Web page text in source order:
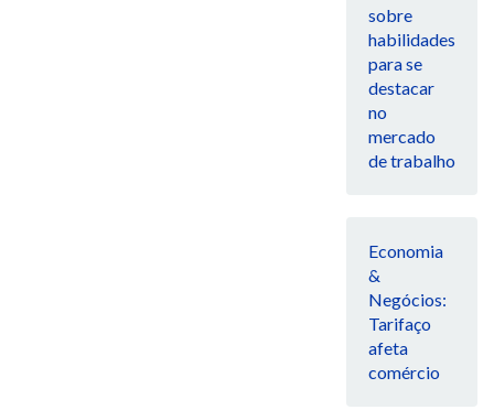
sobre
habilidades
para se
destacar
no
mercado
de trabalho
Economia
&
Negócios:
Tarifaço
afeta
comércio